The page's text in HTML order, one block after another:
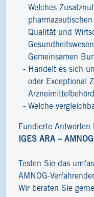
Welches
Qualität und
Gemeinsamen
Handelt es sich
oder Exceptional
Welche
Fundierte Antworten
IGES ARA –
Testen Sie das
AMNOG-
Wir beraten Sie